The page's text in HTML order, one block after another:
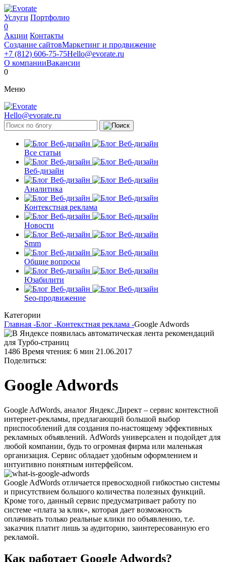
Услуги Портфолио
0
Акции Контакты
Создание сайтовМаркетинг и продвижение
+7 (812) 606-75-75Hello@evorate.ru
О компанииВакансии
0
Меню
Hello@evorate.ru
Все статьи
Веб-дизайн
Аналитика
Контекстная реклама
Новости
Smm
Общие вопросы
Юзабилити
Seo-продвижение
Категории
Главная -Блог -Контекстная реклама -Google Adwords
1486 Время чтения: 6 мин 21.06.2017
Поделиться:
Google Adwords
Google AdWords, аналог Яндекс.Директ – сервис контекстной
интернет-рекламы, предлагающий большой выбор
приспособлений для создания по-настоящему эффективных
рекламных объявлений. AdWords универсален и подойдет для
любой компании, будь то огромная фирма или маленькая
организация. Сервис обладает удобным оформлением и
интуитивно понятным интерфейсом.
Google AdWords отличается превосходной гибкостью системы
и присутствием большого количества полезных функций.
Кроме того, данный сервис предусматривает работу по
системе «плата за клик», которая дает возможность
оплачивать только реальные клики по объявлению, т.е.
заказчик платит лишь за аудиторию, заинтересованную его
рекламой.
Как работает Google Adwords?